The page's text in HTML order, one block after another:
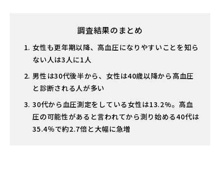
調査結果のまとめ
女性も更年期以降、高血圧になりやすいことを知ら
ない人は3人に1人
男性は30代後半から、女性は40歳以降から高血圧
と診断される人が多い
30代から血圧測定をしている女性は13.2%。高血
圧の可能性があると言われてから測り始める40代は
35.4％で約2.7倍と大幅に急増